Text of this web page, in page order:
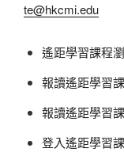
te@hkcmi.edu
遙距學習課程
報讀遙距學習
報讀遙距學習
登入遙距學習